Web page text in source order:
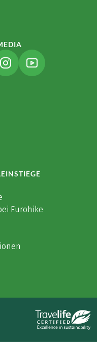
IN NEUEM TAB)
(LINK ÖFFNET IN NEUEM
(LINK ÖFFNET IN
Eurohike